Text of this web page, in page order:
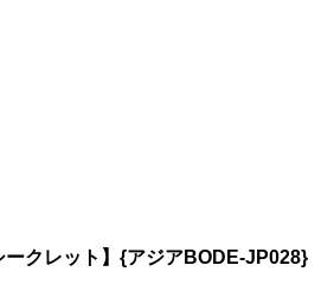
クレット】{アジアBODE-JP028}